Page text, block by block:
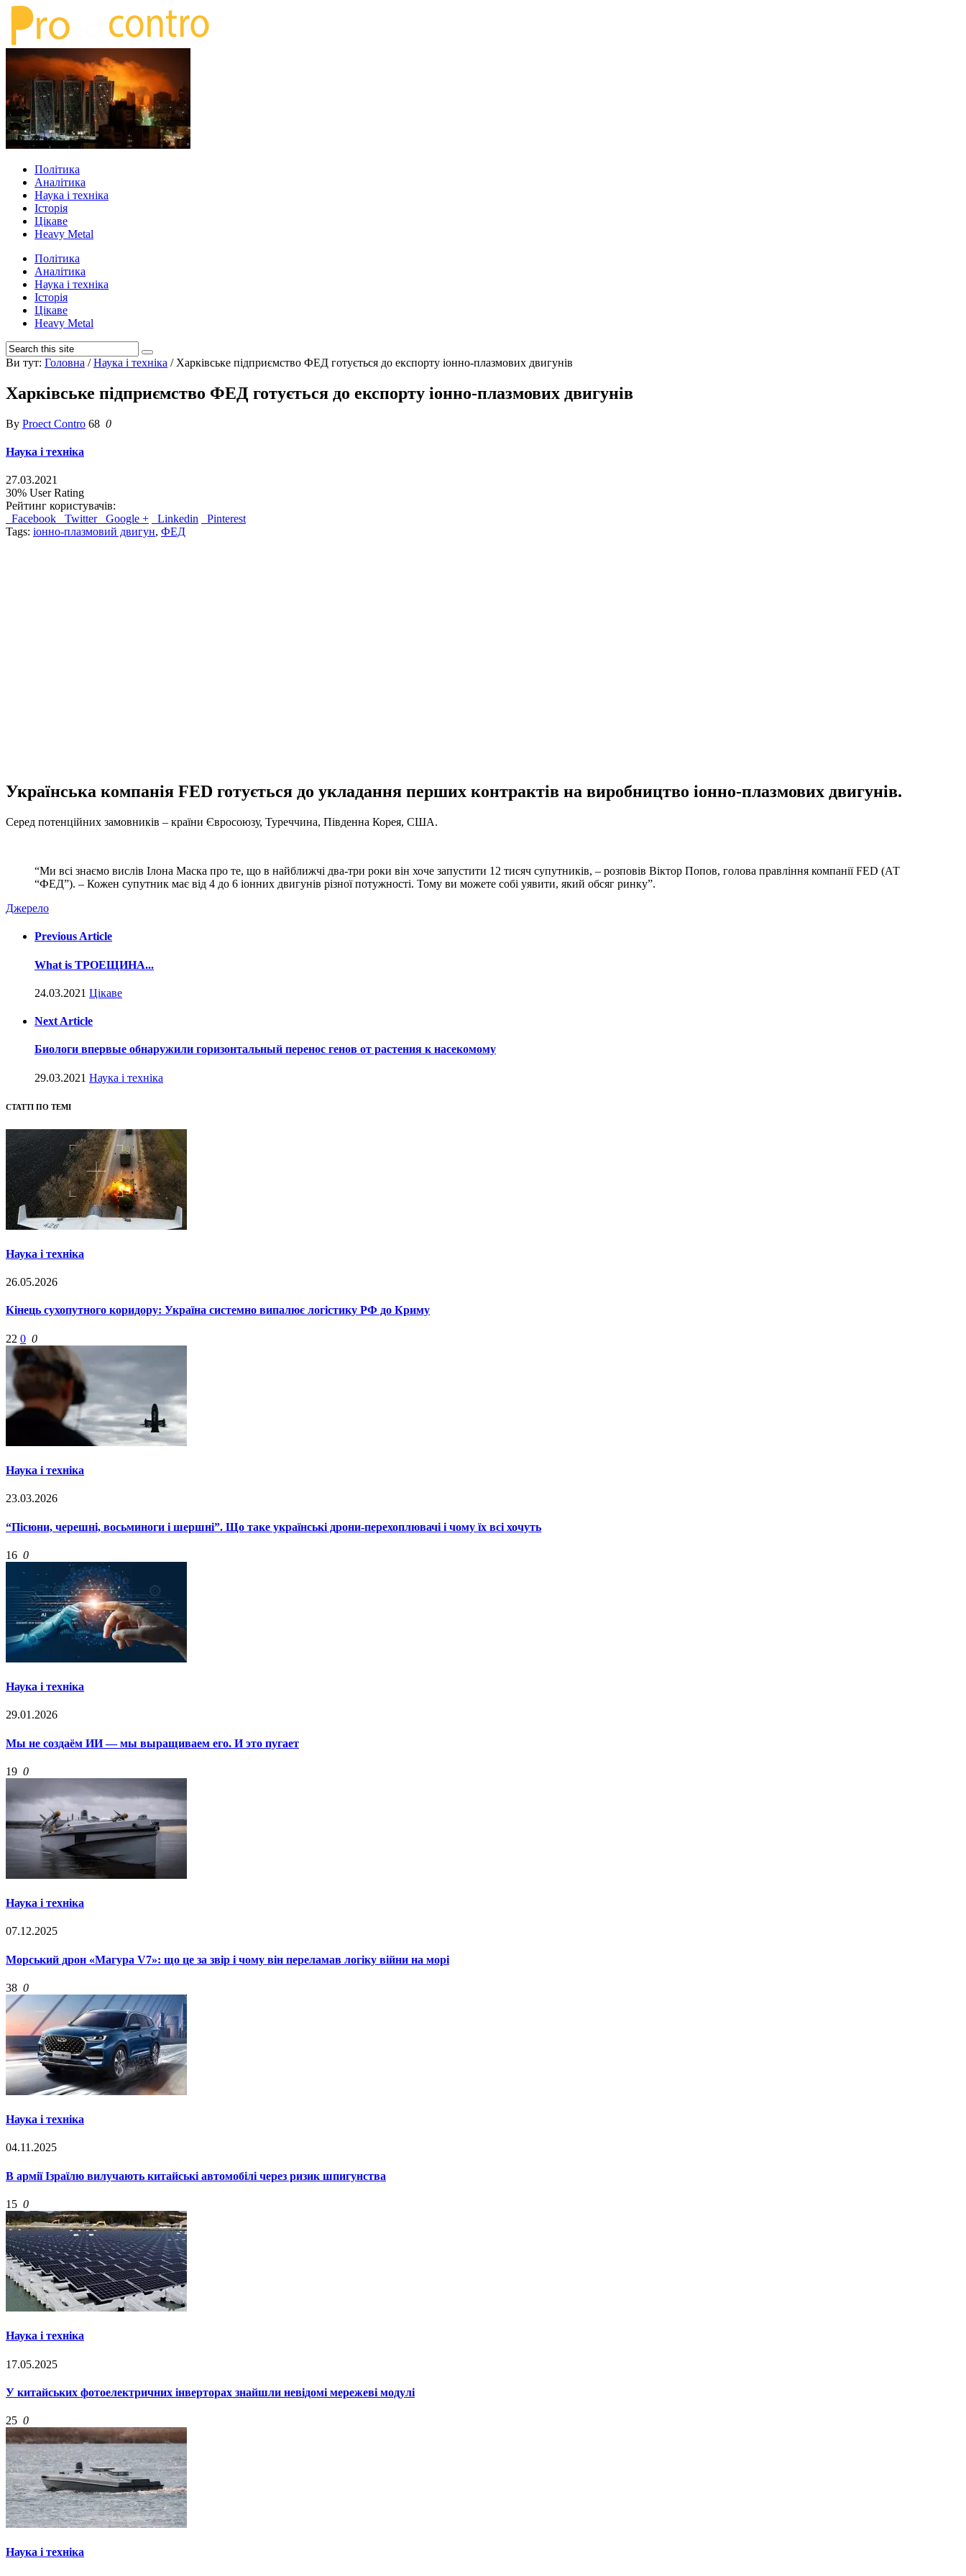
Політика
Аналітика
Наука і техніка
Історія
Цікаве
Heavy Metal
Політика
Аналітика
Наука і техніка
Історія
Цікаве
Heavy Metal
Ви тут: Головна /Наука і техніка / Харківське підприємство ФЕД готується до експорту іонно-плазмових двигунів
Харківське підприємство ФЕД готується до експорту іонно-плазмових двигунів
By Proect Contro 68 0
Наука і техніка
27.03.2021
30% User Rating
Рейтинг користувачів:
Facebook
Twitter Google + Linkedin
Pinterest
Tags: іонно-плазмовий двигун, ФЕД
Українська компанія FED готується до укладання перших контрактів на виробництво іонно-плазмових двигунів.
Серед потенційних замовників – країни Євросоюзу, Туреччина, Південна Корея, США.
“Ми всі знаємо вислів Ілона Маска про те, що в найближчі два-три роки він хоче запустити 12 тисяч супутників, – розповів Віктор Попов, голова правління компанії FED (АТ
“ФЕД”). – Кожен супутник має від 4 до 6 іонних двигунів різної потужності. Тому ви можете собі уявити, який обсяг ринку”.
Джерело
Previous Article
What is ТРОЕЩИНА...
24.03.2021 Цікаве
Next Article
Биологи впервые обнаружили горизонтальный перенос генов от растения к насекомому
29.03.2021 Наука і техніка
СТАТТІ ПО ТЕМІ
Наука і техніка
26.05.2026
Кінець сухопутного коридору: Україна системно випалює логістику РФ до Криму
22 0 0
Наука і техніка
23.03.2026
“Пісюни, черешні, восьминоги і шершні”. Що таке українські дрони-перехоплювачі і чому їх всі хочуть
16 0
Наука і техніка
29.01.2026
Мы не создаём ИИ — мы выращиваем его. И это пугает
19 0
Наука і техніка
07.12.2025
Морський дрон «Магура V7»: що це за звір і чому він переламав логіку війни на морі
38 0
Наука і техніка
04.11.2025
В армії Ізраїлю вилучають китайські автомобілі через ризик шпигунства
15 0
Наука і техніка
17.05.2025
У китайських фотоелектричних інверторах знайшли невідомі мережеві модулі
25 0
Наука і техніка